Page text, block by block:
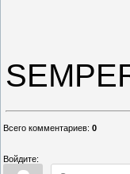
Всего комментариев: 0
Войдите: